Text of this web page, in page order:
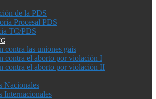
de la PDS
Procesal PDS
TC/PDS
contra las uniones gais
contra el aborto por violación I
contra el aborto por violación II
Nacionales
Internacionales